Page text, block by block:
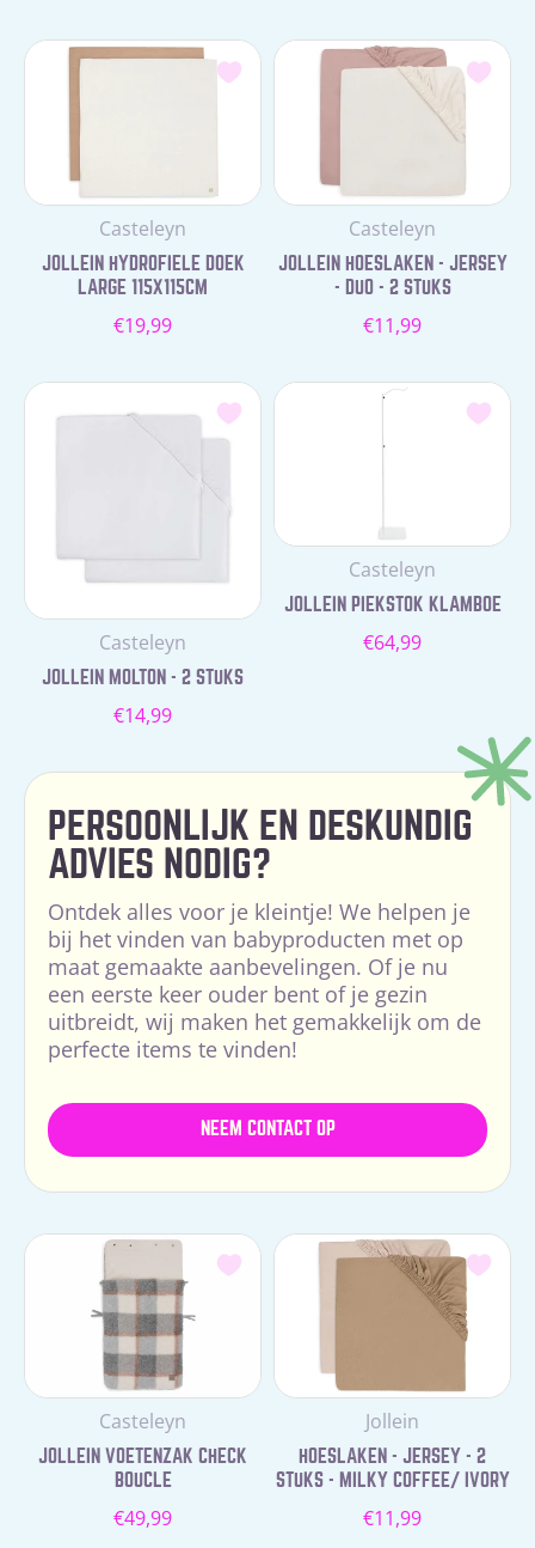
Leverancier:
Casteleyn
JOLLEIN HYDROFIELE DOEK
LARGE 115X115CM
Normale
€19,99
Leverancier:
Casteleyn
JOLLEIN HOESLAKEN - JERSEY
- DUO - 2 STUKS
Normale
€11,99
Leverancier:
Casteleyn
JOLLEIN MOLTON - 2 STUKS
Normale
€14,99
Leverancier:
Casteleyn
JOLLEIN PIEKSTOK KLAMBOE
Normale
€64,99
PERSOONLIJK EN DESKUNDIG
ADVIES NODIG?
Ontdek alles voor je kleintje! We helpen je
bij het vinden van babyproducten met op
maat gemaakte aanbevelingen. Of je nu
een eerste keer ouder bent of je gezin
uitbreidt, wij maken het gemakkelijk om de
perfecte items te vinden!
NEEM CONTACT OP
Leverancier:
Casteleyn
JOLLEIN VOETENZAK CHECK
BOUCLE
Normale
€49,99
Leverancier:
Jollein
HOESLAKEN - JERSEY - 2
STUKS - MILKY COFFEE/ IVORY
Normale
€11,99